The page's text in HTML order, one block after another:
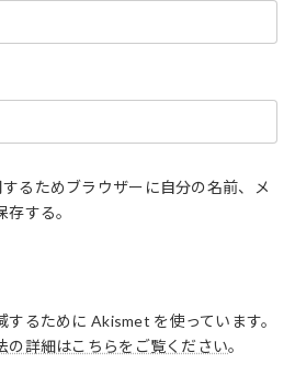
るためブラウザーに自分の名前、メ
する。
るために Akismet を使っています。
の詳細はこちらをご覧ください。